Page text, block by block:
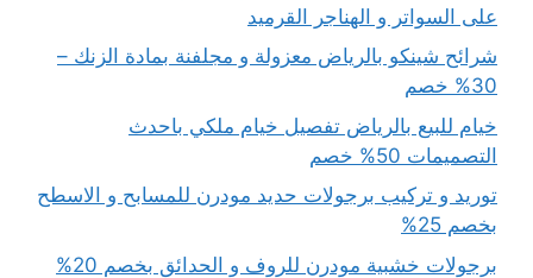
على السواتر و الهناجر القرميد
شرائح شينكو بالرياض معزولة و مجلفنة بمادة الزنك –
30% خصم
خيام للبيع بالرياض تفصيل خيام ملكي باحدث
التصميمات 50% خصم
توريد و تركيب برجولات حديد مودرن للمسابح و الاسطح
بخصم 25%
برجولات خشبية مودرن للروف و الحدائق بخصم 20%